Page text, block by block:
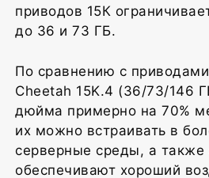
приводов 15К
до 36 и 73 ГБ.
По сравнению с
Cheetah 15K.4 (36/73/146
дюйма примерно на 70%
их можно встраивать в
серверные среды, а также
обеспечивают хороший